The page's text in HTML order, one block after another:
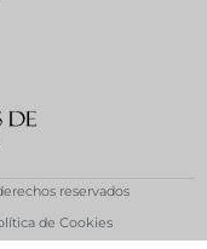
reservados
de Cookies